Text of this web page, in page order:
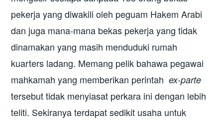
pekerja yang diwakili oleh peguam Hakem Arabi
dan juga mana-mana bekas pekerja yang tidak
dinamakan yang masih menduduki rumah
kuarters ladang. Memang pelik bahawa pegawai
mahkamah yang memberikan perintahex-parte
tersebut tidak menyiasat perkara ini dengan lebih
teliti. Sekiranya terdapat sedikit usaha untuk